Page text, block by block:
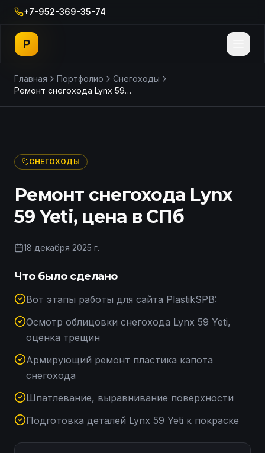
+7-952-369-35-74
P
Главная Портфолио
Снегоходы
Ремонт снегохода Lynx 59 Yeti, цена в СПб
СНЕГОХОДЫ
Ремонт снегохода Lynx
59 Yeti, цена в СПб
18 декабря 2025 г.
Что было сделано
Вот этапы работы для сайта PlastikSPB:
Осмотр облицовки снегохода Lynx 59 Yeti,
оценка трещин
Армирующий ремонт пластика капота
снегохода
Шпатлевание, выравнивание поверхности
Подготовка деталей Lynx 59 Yeti к покраске